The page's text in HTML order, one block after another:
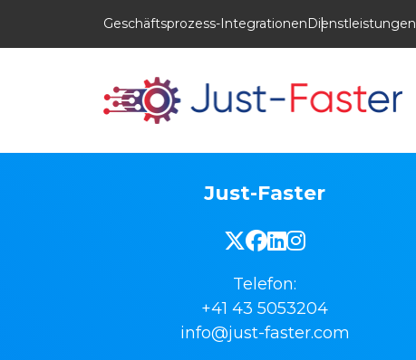
Geschäftsprozess-IntegrationenDienstleistungen
Just-Faster
Telefon:
+41 43 5053204
info@just-faster.com